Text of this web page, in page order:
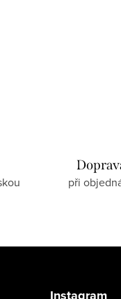
při